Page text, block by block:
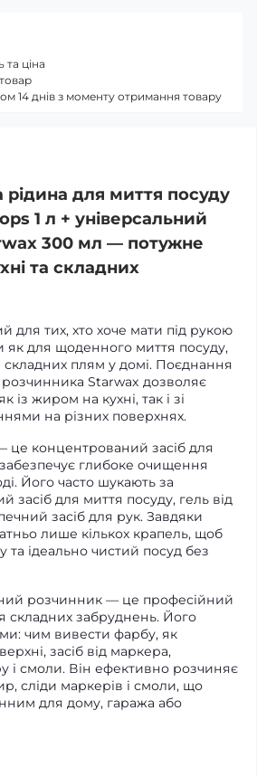
рідина для миття посуду
1 л + універсальний
300 мл — потужне
та складних
для тих, хто хоче мати під рукою
як для щоденного миття посуду,
складних плям у домі. Поєднання
Starwax дозволяє
із жиром на кухні, так і зі
на різних поверхнях.
це концентрований засіб для
глибоке очищення
Його часто шукають за
засіб для миття посуду, гель від
засіб для рук. Завдяки
лише кількох крапель, щоб
та ідеально чистий посуд без
розчинник — це професійний
складних забруднень. Його
чим вивести фарбу, як
засіб від маркера,
і смоли. Він ефективно розчиняє
сліди маркерів і смоли, що
для дому, гаража або
та ціна
14 днів з моменту отримання товару